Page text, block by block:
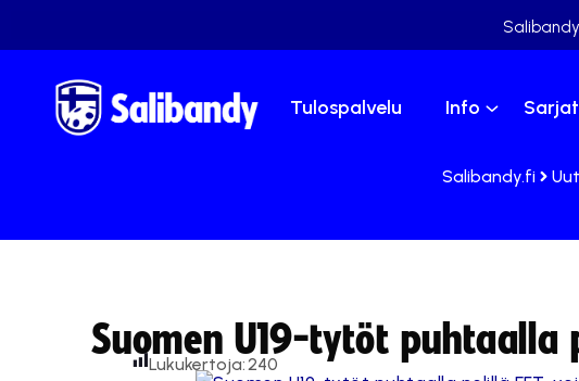
Tulospalvelu Info Sarjat
Salibandy.fi
Suomen U19-tytöt puhtaalla
Lukukertoja:240